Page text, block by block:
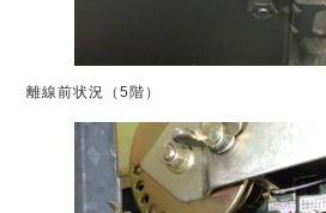
離線前状況（5階）